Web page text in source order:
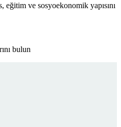
ve sosyoekonomik yapısını
bulun